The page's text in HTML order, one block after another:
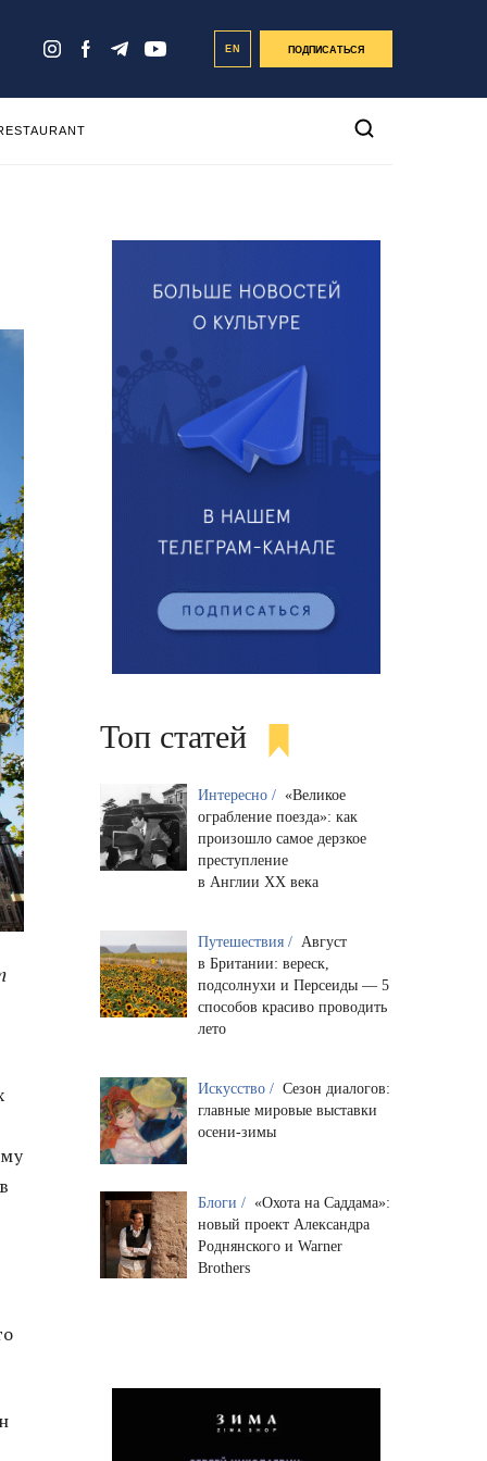
EN ПОДПИСАТЬСЯ
Топ статей
Интересно / «Великое
ограбление поезда»: как
произошло самое дерзкое
преступление
в Англии XX века
Путешествия / Август
в Британии: вереск,
подсолнухи и Персеиды — 5
способов красиво проводить
лето
Искусство / Сезон диалогов:
главные мировые выставки
осени-зимы
Блоги / «Охота на Саддама»:
новый проект Александра
Роднянского и Warner
Brothers